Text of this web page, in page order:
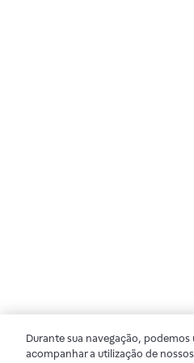
Durante sua navegação,
acompanhar a utilização de